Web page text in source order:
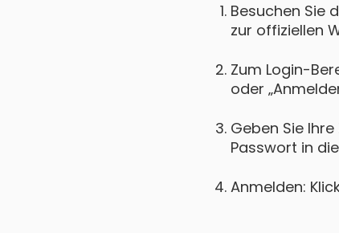
Besuchen Sie
zur offiziellen
Zum Login-
oder
Geben Sie
Passwort in
Anmelden: